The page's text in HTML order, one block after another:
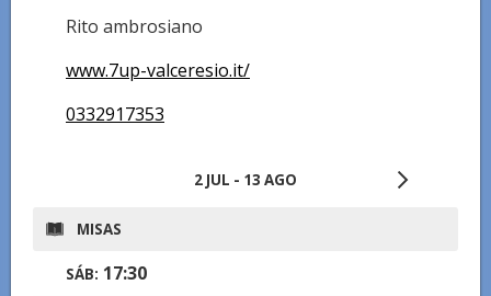
Rito ambrosiano
www.7up-valceresio.it/
0332917353
2 JUL - 13 AGO
MISAS
SÁB: 17:30